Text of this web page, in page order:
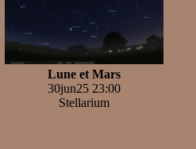
Lune et Mars
30jun25 23:00
Stellarium